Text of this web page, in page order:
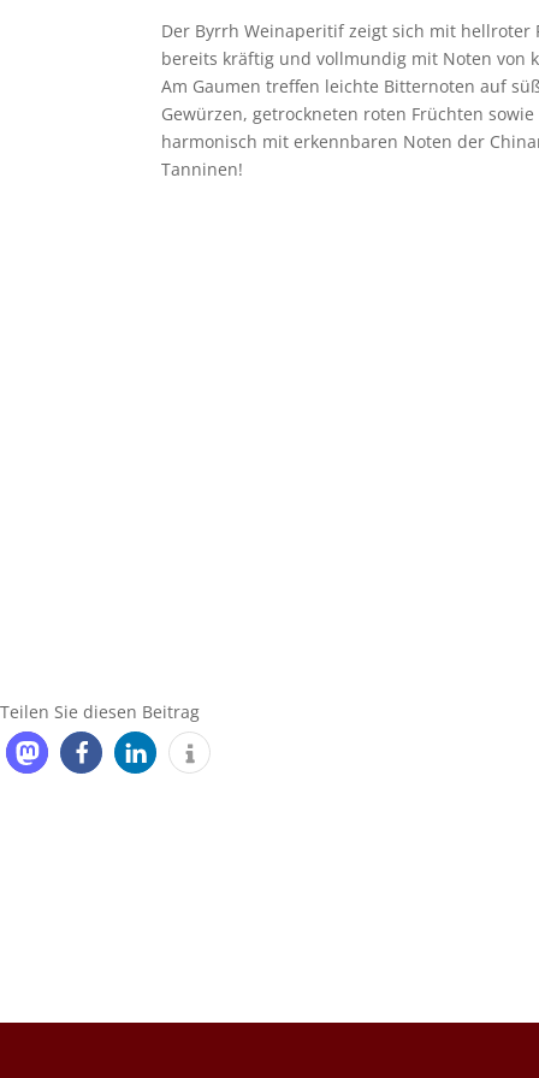
Der Byrrh Weinaperitif zeigt sich mit hellroter
bereits kräftig und vollmundig mit Noten von
Am Gaumen treffen leichte Bitternoten auf
Gewürzen, getrockneten roten Früchten
harmonisch mit erkennbaren Noten der
Tanninen!
Teilen Sie diesen Beitrag